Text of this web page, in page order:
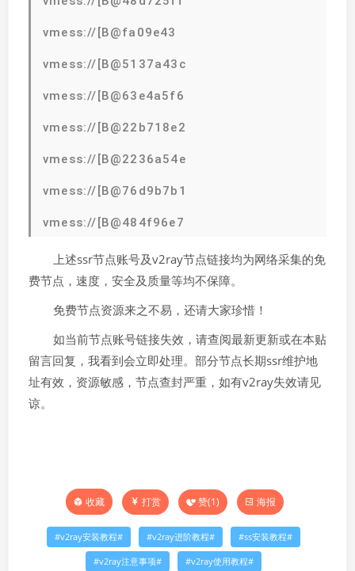
vmess://[B@fa09e43
vmess://[B@5137a43c
vmess://[B@63e4a5f6
vmess://[B@22b718e2
vmess://[B@2236a54e
vmess://[B@76d9b7b1
vmess://[B@484f96e7
上述ssr节点账号及v2ray节点链接均为网络采集的免
费节点，速度，安全及质量等均不保障。
免费节点资源来之不易，还请大家珍惜！
如当前节点账号链接失效，请查阅最新更新或在本贴
留言回复，我看到会立即处理。部分节点长期ssr维护地
址有效，资源敏感，节点查封严重，如有v2ray失效请见
谅。
收藏 打赏 赞(1) 海报
v2ray安装教程 v2ray进阶教程 ss安装教程
v2ray注意事项 v2ray使用教程